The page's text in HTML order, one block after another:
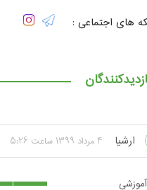
های اجتماعی :
ارشیا 4 مرداد 1399 ساعت 5:26